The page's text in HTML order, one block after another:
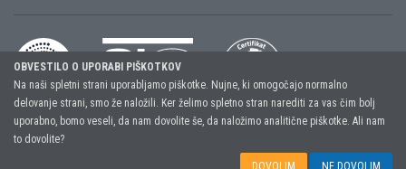
Copyright (C) 2026, AJPES, Agencija Republike Slovenije za javnopravne
OBVESTILO O UPORABI PIŠKOTKOV
Na naši spletni strani uporabljamo piškotke. Nujne, ki omogočajo normalno
delovanje strani, smo že naložili. Ker želimo spletno stran narediti za vas čim bolj
uporabno, bomo veseli, da nam dovolite še, da naložimo analitične piškotke. Ali nam
to dovolite?
DOVOLIM NE DOVOLIM